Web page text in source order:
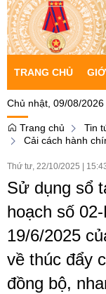
TRANG CHỦ
Chủ nhật, 09/08/2026
Trang chủ Tin
Cải cách hành
Thứ tư, 22/10/2025
Sử dụng sổ
hoạch số
19/6/2025
về thúc đẩy
đồng bộ,